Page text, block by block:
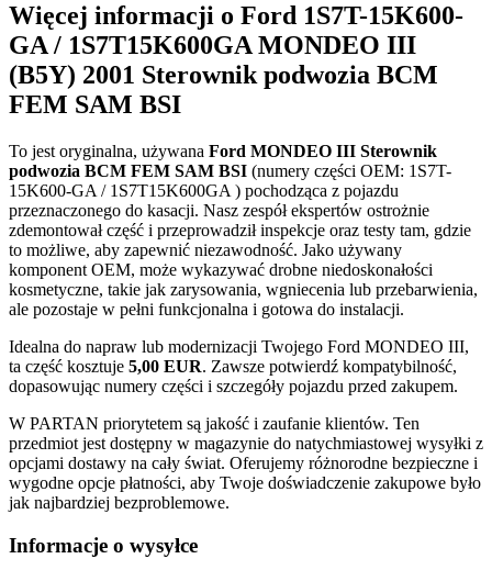
Więcej informacji o Ford 1S7T-15K600-
GA / 1S7T15K600GA MONDEO III
(B5Y) 2001 Sterownik podwozia BCM
FEM SAM BSI
To jest oryginalna, używana Ford MONDEO III Sterownik
podwozia BCM FEM SAM BSI (numery części OEM: 1S7T-
15K600-GA / 1S7T15K600GA ) pochodząca z pojazdu
przeznaczonego do kasacji. Nasz zespół ekspertów ostrożnie
zdemontował część i przeprowadził inspekcje oraz testy tam, gdzie
to możliwe, aby zapewnić niezawodność. Jako używany
komponent OEM, może wykazywać drobne niedoskonałości
kosmetyczne, takie jak zarysowania, wgniecenia lub przebarwienia,
ale pozostaje w pełni funkcjonalna i gotowa do instalacji.
Idealna do napraw lub modernizacji Twojego Ford MONDEO III,
ta część kosztuje 5,00 EUR. Zawsze potwierdź kompatybilność,
dopasowując numery części i szczegóły pojazdu przed zakupem.
W PARTAN priorytetem są jakość i zaufanie klientów. Ten
przedmiot jest dostępny w magazynie do natychmiastowej wysyłki z
opcjami dostawy na cały świat. Oferujemy różnorodne bezpieczne i
wygodne opcje płatności, aby Twoje doświadczenie zakupowe było
jak najbardziej bezproblemowe.
Informacje o wysyłce